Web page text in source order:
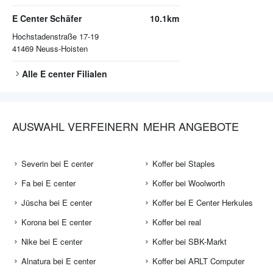
E Center Schäfer
Hochstadenstraße 17-19
41469 Neuss-Hoisten
10.1km
Alle E centerFilialen
AUSWAHL VERFEINERN
Severin bei E center
Fa bei E center
Jüscha bei E center
Korona bei E center
Nike bei E center
Alnatura bei E center
MEHR ANGEBOTE
Koffer bei Staples
Koffer bei Woolworth
Koffer bei E Center Herkules
Koffer bei real
Koffer bei SBK-Markt
Koffer bei ARLT Computer